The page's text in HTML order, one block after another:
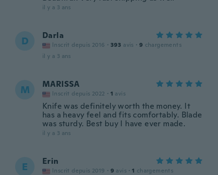
il y a 3 ans
D Darla
Inscrit depuis 2016 · 393 avis · 9 chargements
il y a 3 ans
M MARISSA
Inscrit depuis 2022 · 1 avis
Knife was definitely worth the money. It
has a heavy feel and fits comfortably. Blade
was sturdy. Best buy I have ever made.
il y a 3 ans
E Erin
Inscrit depuis 2019 · 9 avis · 1 chargements